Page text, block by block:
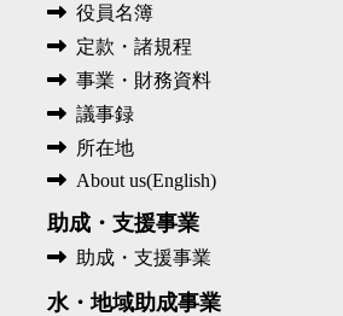
役員名簿
定款・諸規程
事業・財務資料
議事録
所在地
About us(English)
助成・支援事業
助成・支援事業
水・地域助成事業